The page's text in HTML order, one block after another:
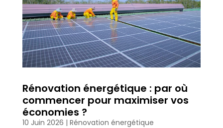
Rénovation énergétique : par où
commencer pour maximiser vos
économies ?
10 Juin 2026 | Rénovation énergétique